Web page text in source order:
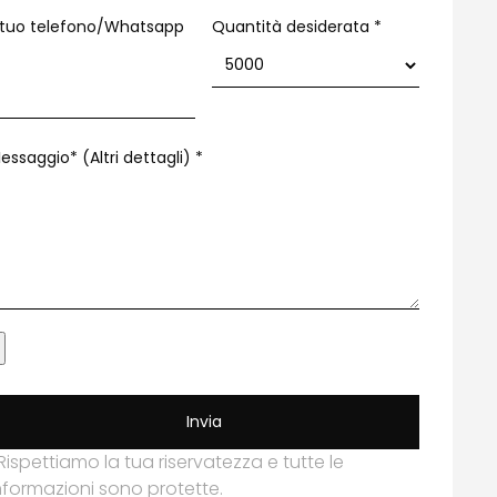
telefono/Whatsapp
Quantità desiderata *
(Altri dettagli) *
Invia
la tua riservatezza e tutte le
sono protette.